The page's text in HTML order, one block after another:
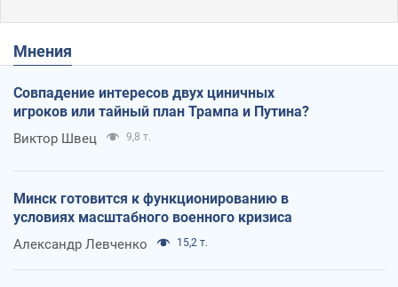
Мнения
Совпадение интересов двух циничных
игроков или тайный план Трампа и Путина?
Виктор Швец 9,8 т.
Минск готовится к функционированию в
условиях масштабного военного кризиса
Александр Левченко 15,2 т.